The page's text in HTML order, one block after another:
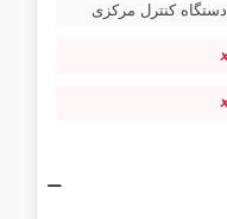
دستگاه کنترل مرکزی